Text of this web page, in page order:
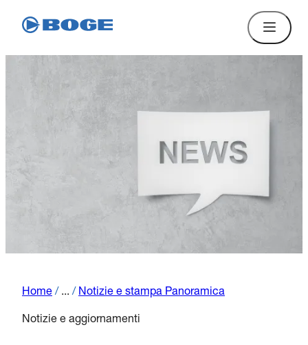
Home / ... / Notizie e stampa Panoramica
Notizie e aggiornamenti